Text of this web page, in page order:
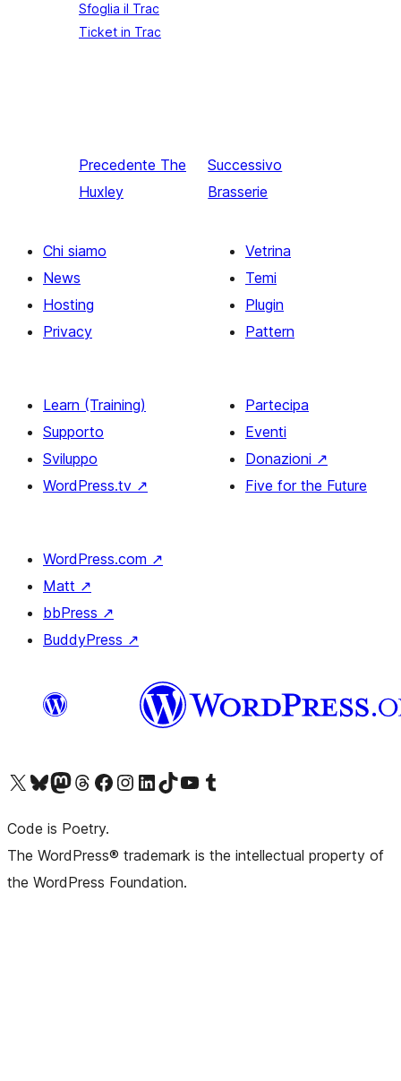
Sfoglia il Trac
Ticket in Trac
Precedente The
Huxley
Successivo
Brasserie
Chi siamo
News
Hosting
Privacy
Vetrina
Temi
Plugin
Pattern
Learn (Training)
Supporto
Sviluppo
WordPress.tv ↗
Partecipa
Eventi
Donazioni ↗
Five for the Future
WordPress.com ↗
Matt ↗
bbPress ↗
BuddyPress ↗
Visita il nostro account X (ex Twitter)
Visita il nostro account Bluesky
Visita il nostro account Mastodon
Visita il nostro account Threads
Visita la nostra pagina Facebook
Visita il nostro account Instagram
Visita il nostro account LinkedIn
Visita il nostro account TikTok
Visita il nostro canale YouTube
Visita il nostro account Tumblr
Code is Poetry.
The WordPress® trademark is the intellectual property of
the WordPress Foundation.